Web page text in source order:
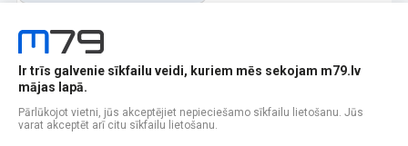
1 2 3 4 5 6 7 8 9 10 11
Popularitātes Rādīt 12
Ir trīs galvenie sīkfailu veidi, kuriem mēs sekojam m79.lv
mājas lapā.
Pārlūkojot vietni, jūs akceptējiet nepieciešamo sīkfailu lietošanu. Jūs
varat akceptēt arī citu sīkfailu lietošanu.